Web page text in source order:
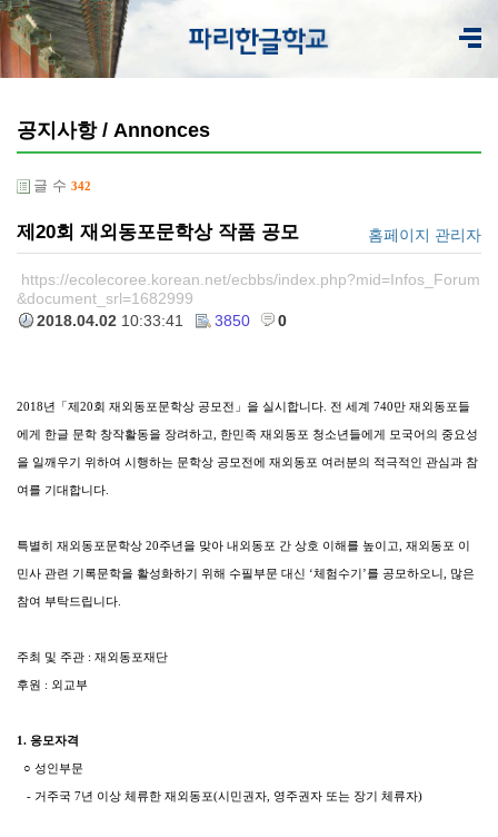
공지사항 / Annonces
글 수 342
제20회 재외동포문학상 작품 공모 홈페이지 관리자
https://ecolecoree.korean.net/ecbbs/index.php?mid=Infos_Forum
&document_srl=1682999
2018.04.02 10:33:41 3850 0
2018년「제20회 재외동포문학상 공모전」을 실시합니다. 전 세계 740만 재외동포들
에게 한글 문학 창작활동을 장려하고, 한민족 재외동포 청소년들에게 모국어의 중요성
을 일깨우기 위하여 시행하는 문학상 공모전에 재외동포 여러분의 적극적인 관심과 참
여를 기대합니다.
특별히 재외동포문학상 20주년을 맞아 내외동포 간 상호 이해를 높이고, 재외동포 이
민사 관련 기록문학을 활성화하기 위해 수필부문 대신 ‘체험수기’를 공모하오니, 많은
참여 부탁드립니다.
주최 및 주관 : 재외동포재단
후원 : 외교부
1. 응모자격
○ 성인부문
- 거주국 7년 이상 체류한 재외동포(시민권자, 영주권자 또는 장기 체류자)